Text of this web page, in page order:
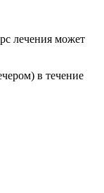
лечения может
в течение